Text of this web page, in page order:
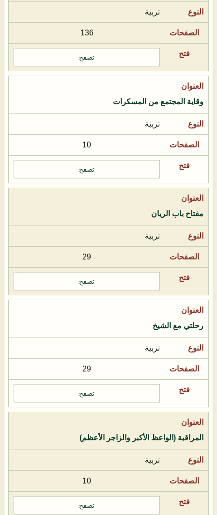
تربية
136
تصفح
وقاية المجتمع من المسكرات
تربية
10
تصفح
مفتاح باب الريان
تربية
29
تصفح
رحلتي مع الشيخ
تربية
29
تصفح
المراقبة (الواعظ الأكبر والزاجر الأعظم)
تربية
10
تصفح